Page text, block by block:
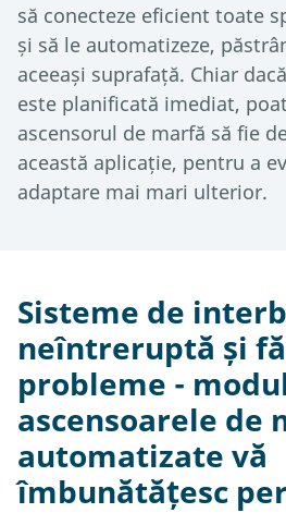
să conecteze eficient toate
și să le automatizeze,
aceeași suprafață. Chiar
este planificată imediat,
ascensorul de marfă să fie
această aplicație, pentru a
adaptare mai mari ulterior.
Sisteme de
neîntreruptă și
probleme -
ascensoarele de
automatizate vă
îmbunătățesc